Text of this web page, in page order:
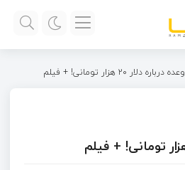
وعده درباره دلار ۲۰ هزار تومانی! + فیلم